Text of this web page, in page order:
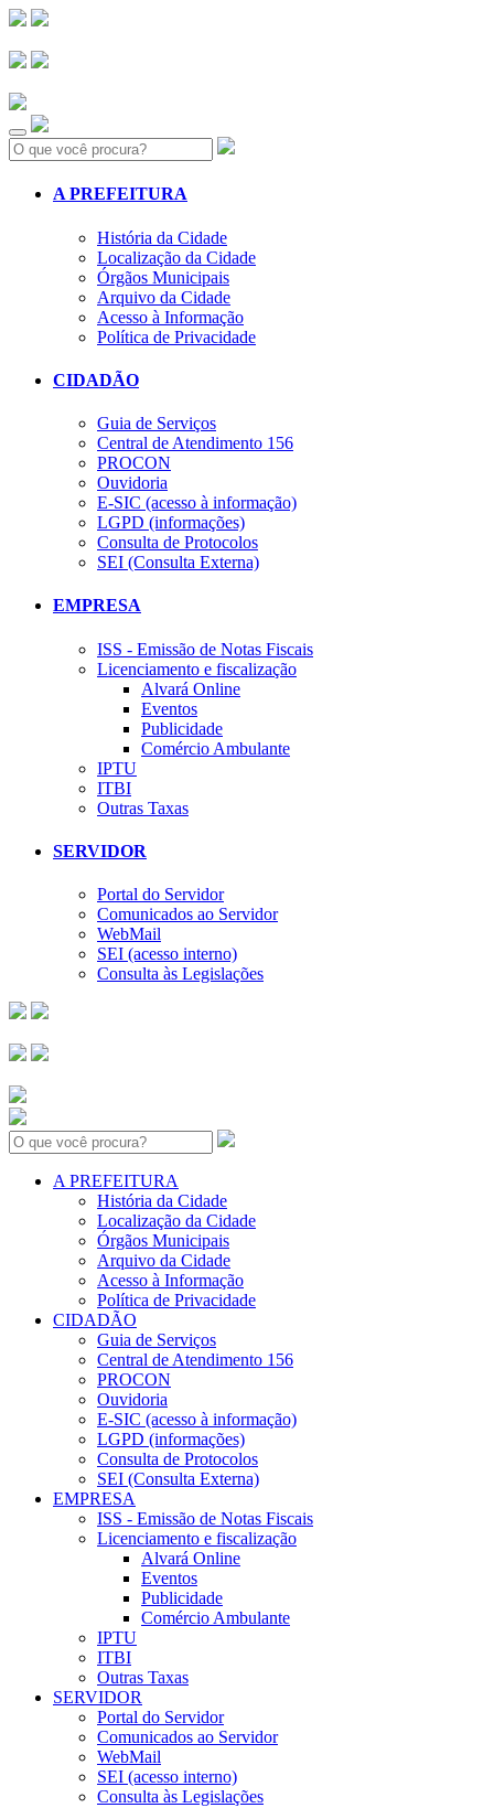
Search:
A PREFEITURA
História da Cidade
Localização da Cidade
Órgãos Municipais
Arquivo da Cidade
Acesso à Informação
Política de Privacidade
CIDADÃO
Guia de Serviços
Central de Atendimento 156
PROCON
Ouvidoria
E-SIC (acesso à informação)
LGPD (informações)
Consulta de Protocolos
SEI (Consulta Externa)
EMPRESA
ISS - Emissão de Notas Fiscais
Licenciamento e fiscalização
Alvará Online
Eventos
Publicidade
Comércio Ambulante
IPTU
ITBI
Outras Taxas
SERVIDOR
Portal do Servidor
Comunicados ao Servidor
WebMail
SEI (acesso interno)
Consulta às Legislações
Search:
A PREFEITURA
História da Cidade
Localização da Cidade
Órgãos Municipais
Arquivo da Cidade
Acesso à Informação
Política de Privacidade
CIDADÃO
Guia de Serviços
Central de Atendimento 156
PROCON
Ouvidoria
E-SIC (acesso à informação)
LGPD (informações)
Consulta de Protocolos
SEI (Consulta Externa)
EMPRESA
ISS - Emissão de Notas Fiscais
Licenciamento e fiscalização
Alvará Online
Eventos
Publicidade
Comércio Ambulante
IPTU
ITBI
Outras Taxas
SERVIDOR
Portal do Servidor
Comunicados ao Servidor
WebMail
SEI (acesso interno)
Consulta às Legislações